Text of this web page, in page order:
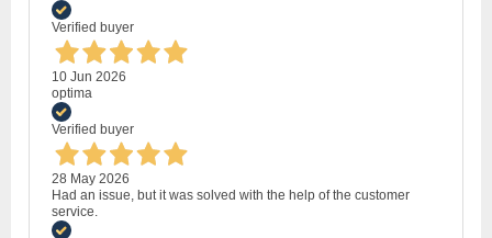
Verified buyer
10 Jun 2026
optima
Verified buyer
28 May 2026
Had an issue, but it was solved with the help of the customer
service.